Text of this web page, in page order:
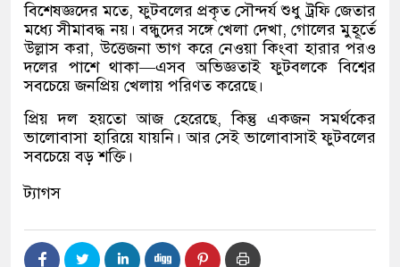
বিশেষজ্ঞদের মতে, ফুটবলের প্রকৃত সৌন্দর্য শুধু ট্রফি জেতার
মধ্যে সীমাবদ্ধ নয়। বন্ধুদের সঙ্গে খেলা দেখা, গোলের মুহূর্তে
উল্লাস করা, উত্তেজনা ভাগ করে নেওয়া কিংবা হারার পরও
দলের পাশে থাকা—এসব অভিজ্ঞতাই ফুটবলকে বিশ্বের
সবচেয়ে জনপ্রিয় খেলায় পরিণত করেছে।
প্রিয় দল হয়তো আজ হেরেছে, কিন্তু একজন সমর্থকের
ভালোবাসা হারিয়ে যায়নি। আর সেই ভালোবাসাই ফুটবলের
সবচেয়ে বড় শক্তি।
ট্যাগস